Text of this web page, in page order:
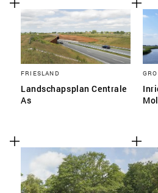
FRIESLAND
Landschapsplan Centrale
As